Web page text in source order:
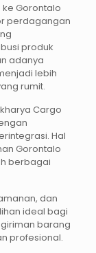
Gorontalo
perdagangan
produk
adanya
lebih
rumit.
Cargo
Hal
Gorontalo
berbagai
dan
ideal bagi
barang
profesional.